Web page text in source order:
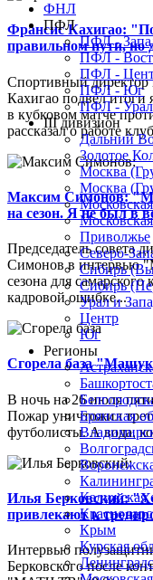
Франсис Кахигао:
правильном пути, но
Спортивный директор
Кахигао подвел итоги
в кубковом матче
рассказал о работе
Максим Симонов: "Мы
на сезон. Я не был в
Председатель совета
Симонов в интервью
сезона для самарского
кадровой ошибке...
Сгорела база
В ночь на 26 июля
Пожар уничтожил
футболисты. А вода,
Илья Берковский:
привлекают к
Интервью
Берковского после
ФНЛ
ПФЛ
ПФЛ -
ПФЛ -
ПФЛ -
ПФЛ - Юг
ПФЛ -
III дивизион
Дальний
Золотое
Москва
Москва
Приволжье
Северо-
Сибирь
Сибирь
Урал и
Центр
Юг
Регионы
Брянская
Калужская
Крым
Курская